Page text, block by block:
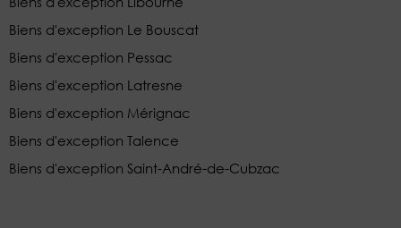
Biens d'exception Le Bouscat
Biens d'exception Pessac
Biens d'exception Latresne
Biens d'exception Mérignac
Biens d'exception Talence
Biens d'exception Saint-André-de-Cubzac